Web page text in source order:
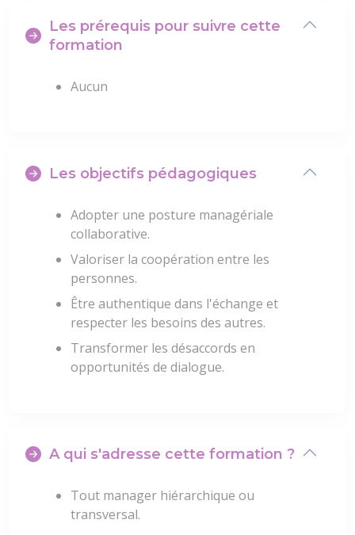
Les prérequis pour suivre cette
formation
Aucun
Les objectifs pédagogiques
Adopter une posture managériale
collaborative.
Valoriser la coopération entre les
personnes.
Être authentique dans l'échange et
respecter les besoins des autres.
Transformer les désaccords en
opportunités de dialogue.
A qui s'adresse cette formation ?
Tout manager hiérarchique ou
transversal.